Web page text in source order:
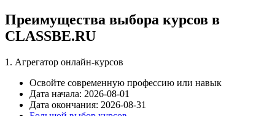
Преимущества выбора курсов в
CLASSBE.RU
1. Агрегатор онлайн-курсов
Освойте современную профессию или навык
Дата начала: 2026-08-01
Дата окончания: 2026-08-31